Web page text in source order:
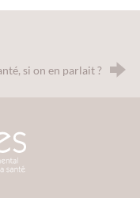
si on en parlait ?
30 - Comité